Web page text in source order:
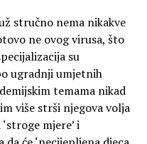
stručno nema nikakve
ne ovog virusa, što
su
ugradnji umjetnih
temama nikad
više strši njegova volja
mjere’ i